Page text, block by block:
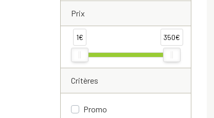
Prix
1€ 350€
Critères
Promo